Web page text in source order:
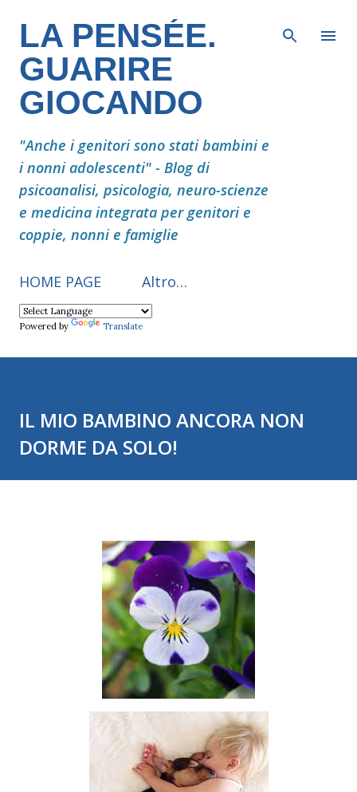
Passa ai contenuti principali
LA PENSÉE.
GUARIRE
GIOCANDO
"Anche i genitori sono stati bambini e
i nonni adolescenti" - Blog di
psicoanalisi, psicologia, neuro-scienze
e medicina integrata per genitori e
coppie, nonni e famiglie
HOME PAGE Altro…
Powered by Translate
IL MIO BAMBINO ANCORA NON
DORME DA SOLO!